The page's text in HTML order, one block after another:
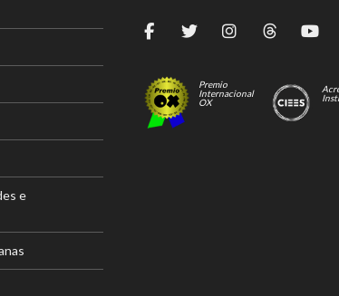
e
Premio
Internacional
OX